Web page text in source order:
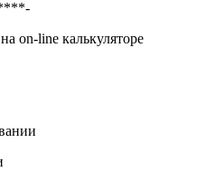
on-line калькуляторе